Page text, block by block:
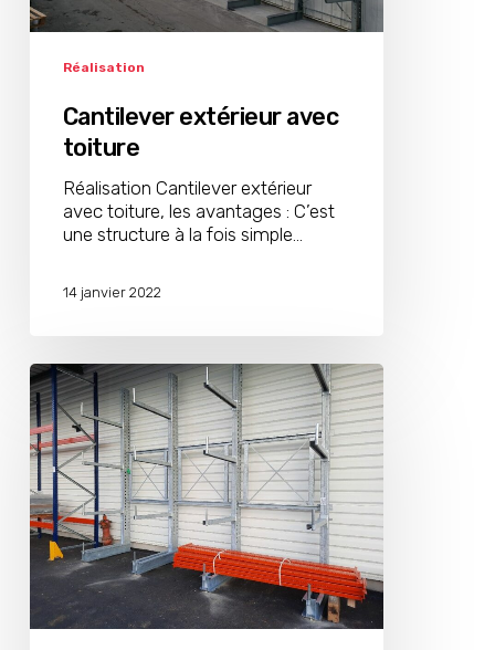
Réalisation
Cantilever extérieur avec
toiture
Réalisation Cantilever extérieur
avec toiture, les avantages : C’est
une structure à la fois simple…
14 janvier 2022
Cantilever
extérieur
dans
la
Drôme